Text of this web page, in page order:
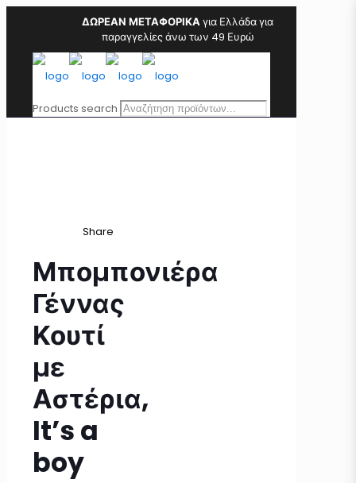
ΔΩΡΕΑΝ ΜΕΤΑΦΟΡΙΚΑγια Ελλάδα για
παραγγελίες άνω των 49 Ευρώ
Products search
Share
Μπομπονιέρα
Γέννας
Κουτί
με
Αστέρια,
It’s a
boy